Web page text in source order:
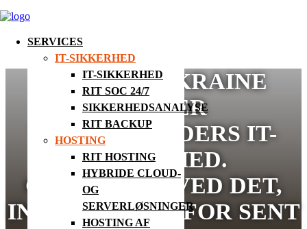
SERVICES
IT-SIKKERHED
IT-SIKKERHED
RIT SOC 24/7
SIKKERHEDSANALYSE
RIT BACKUP
HOSTING
RIT HOSTING
HYBRIDE CLOUD-
OG
SERVERLØSNINGER
HOSTING AF
KRIGEN I UKRAINE
PRESSER
VIRKSOMHEDERS IT-
SIKKERHED.
GØR NOGET VED DET,
INDEN DET ER FOR SENT